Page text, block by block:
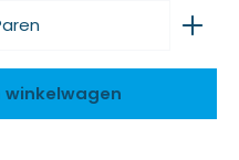
de gewenste
winkelwagen